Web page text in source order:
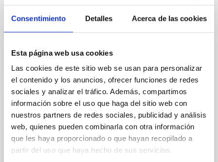
Consentimiento Detalles Acerca de las cookies
Esta página web usa cookies
Las cookies de este sitio web se usan para personalizar
el contenido y los anuncios, ofrecer funciones de redes
sociales y analizar el tráfico. Además, compartimos
información sobre el uso que haga del sitio web con
nuestros partners de redes sociales, publicidad y análisis
web, quienes pueden combinarla con otra información
que les haya proporcionado o que hayan recopilado a
partir del uso que haya hecho de sus servicios.
Tribunal titular
Presidente/a
Galván González
Instituto de Astrofísica de
Canarias (IAC)
Titulado/a Superior PRL
Secretario/a
Dionisio Jesús